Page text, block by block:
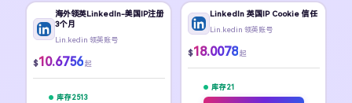
海外领英LinkedIn-美国IP注册
3个月
Lin.kedin 领英账号
$10.6756 起
库存 2513
LinkedIn 英国IP Cookie 信任
Lin.kedin 领英账号
$18.0078 起
库存 21